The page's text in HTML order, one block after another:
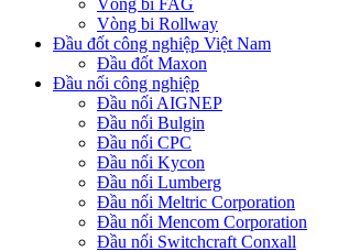
Vòng bi Rollway
Đầu đốt công nghiệp Việt Nam
Đầu đốt Maxon
Đầu nối công nghiệp
Đầu nối AIGNEP
Đầu nối Bulgin
Đầu nối CPC
Đầu nối Kycon
Đầu nối Lumberg
Đầu nối Meltric Corporation
Đầu nối Mencom Corporation
Đầu nối Switchcraft Conxall